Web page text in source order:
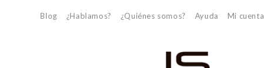
Blog ¿Hablamos? ¿Quiénes somos? Ayuda Mi cuenta